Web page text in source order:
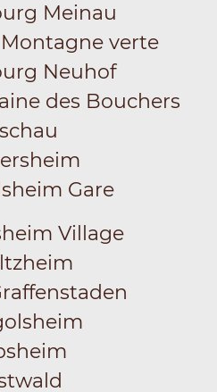
Meinau
verte
Neuhof
des Bouchers
Gare
Village